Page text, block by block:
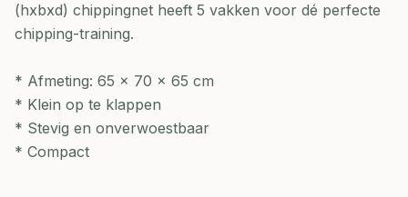
(hxbxd) chippingnet heeft 5 vakken voor dé perfecte
chipping-training.
* Afmeting: 65 x 70 x 65 cm
* Klein op te klappen
* Stevig en onverwoestbaar
* Compact